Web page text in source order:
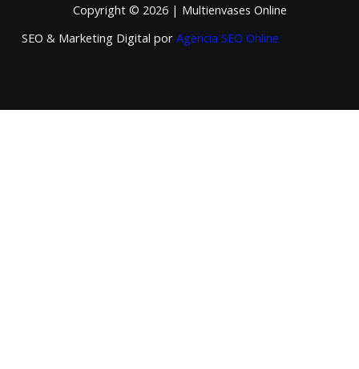
Copyright © 2026 | Multienvases Online
SEO & Marketing Digital por Agencia SEO Online